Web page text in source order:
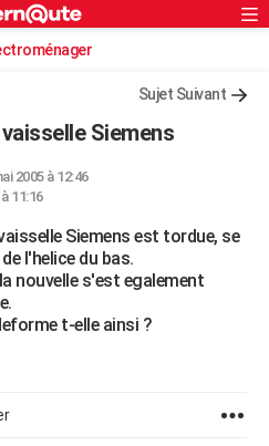
Sujet Suivant
Siemens
2005 à 12:46
11:16
Siemens est tordue, se
l'helice du bas.
nouvelle s'est egalement
t-elle ainsi ?